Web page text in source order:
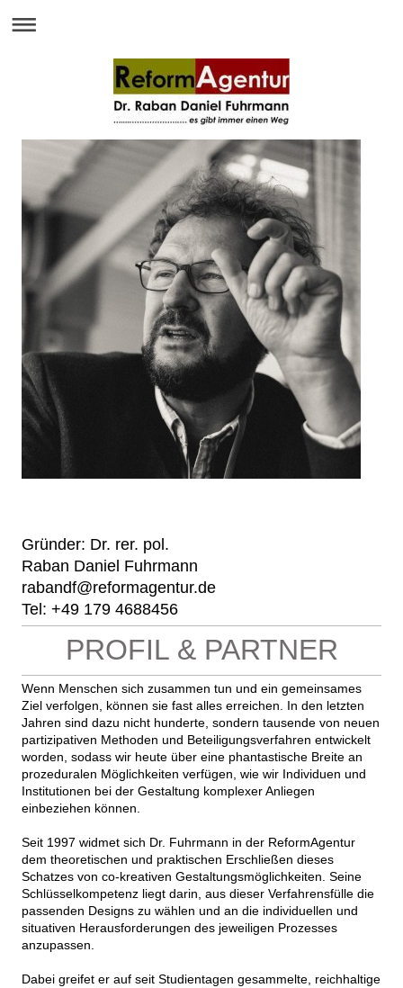
Gründer: Dr. rer. pol.
Raban Daniel Fuhrmann
rabandf@reformagentur.de
Tel: +49 179 4688456
PROFIL & PARTNER
Wenn Menschen sich zusammen tun und ein gemeinsames
Ziel verfolgen, können sie fast alles erreichen. In den letzten
Jahren sind dazu nicht hunderte, sondern tausende von neuen
partizipativen Methoden und Beteiligungsverfahren entwickelt
worden, sodass wir heute über eine phantastische Breite an
prozeduralen Möglichkeiten verfügen, wie wir Individuen und
Institutionen bei der Gestaltung komplexer Anliegen
einbeziehen können.
Seit 1997 widmet sich Dr. Fuhrmann in der ReformAgentur
dem theoretischen und praktischen Erschließen dieses
Schatzes von co-kreativen Gestaltungsmöglichkeiten. Seine
Schlüsselkompetenz liegt darin, aus dieser Verfahrensfülle die
passenden Designs zu wählen und an die individuellen und
situativen Herausforderungen des jeweiligen Prozesses
anzupassen.
Dabei greifet er auf seit Studientagen gesammelte, reichhaltige